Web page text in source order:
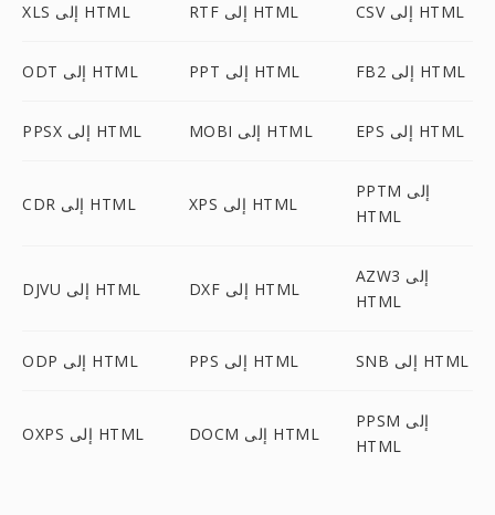
XLS إلى HTML RTF إلى HTML CSV إلى HTML
ODT إلى HTML PPT إلى HTML FB2 إلى HTML
PPSX إلى HTML MOBI إلى HTML EPS إلى HTML
CDR إلى HTML XPS إلى HTML
PPTM إلى
HTML
DJVU إلى HTML DXF إلى HTML
AZW3 إلى
HTML
ODP إلى HTML PPS إلى HTML SNB إلى HTML
OXPS إلى HTML DOCM إلى HTML
PPSM إلى
HTML